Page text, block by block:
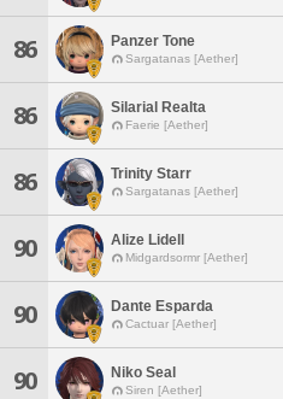
86 Panzer Tone
Sargatanas [Aether]
86 Silarial Realta
Faerie [Aether]
86 Trinity Starr
Sargatanas [Aether]
90 Alize Lidell
Midgardsormr [Aether]
90 Dante Esparda
Cactuar [Aether]
90 Niko Seal
Siren [Aether]